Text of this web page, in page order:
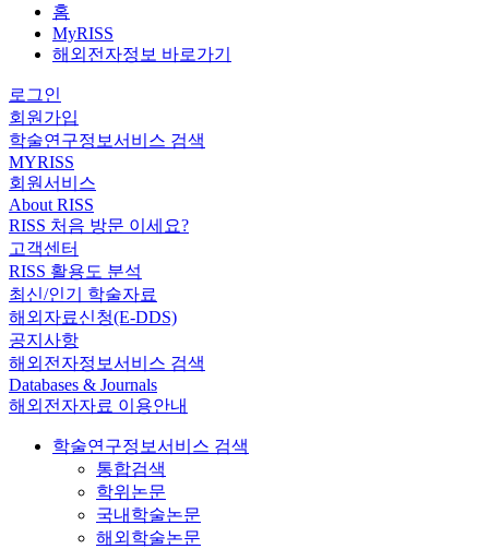
홈
MyRISS
해외전자정보 바로가기
로그인
회원가입
학술연구정보서비스 검색
MYRISS
회원서비스
About RISS
RISS 처음 방문 이세요?
고객센터
RISS 활용도 분석
최신/인기 학술자료
해외자료신청(E-DDS)
공지사항
해외전자정보서비스 검색
Databases & Journals
해외전자자료 이용안내
학술연구정보서비스 검색
통합검색
학위논문
국내학술논문
해외학술논문